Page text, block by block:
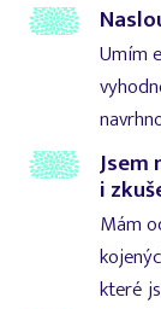
Umím
Jsem
i
Mám
které